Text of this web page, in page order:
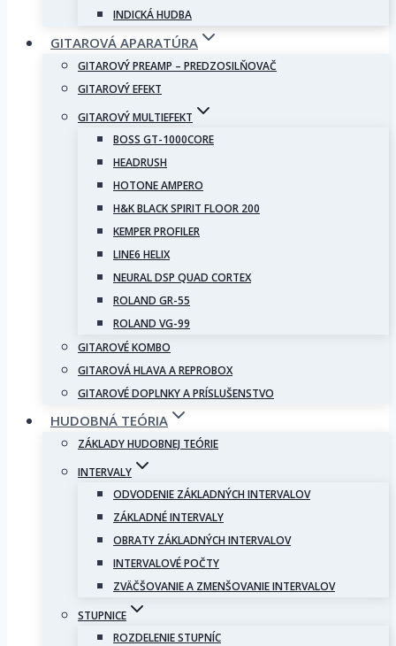
INDICKÁ HUDBA
GITAROVÁ APARATÚRA
GITAROVÝ PREAMP – PREDZOSILŇOVAČ
GITAROVÝ EFEKT
GITAROVÝ MULTIEFEKT
BOSS GT-1000CORE
HEADRUSH
HOTONE AMPERO
H&K BLACK SPIRIT FLOOR 200
KEMPER PROFILER
LINE6 HELIX
NEURAL DSP QUAD CORTEX
ROLAND GR-55
ROLAND VG-99
GITAROVÉ KOMBO
GITAROVÁ HLAVA A REPROBOX
GITAROVÉ DOPLNKY A PRÍSLUŠENSTVO
HUDOBNÁ TEÓRIA
ZÁKLADY HUDOBNEJ TEÓRIE
INTERVALY
ODVODENIE ZÁKLADNÝCH INTERVALOV
ZÁKLADNÉ INTERVALY
OBRATY ZÁKLADNÝCH INTERVALOV
INTERVALOVÉ POČTY
ZVÄČŠOVANIE A ZMENŠOVANIE INTERVALOV
STUPNICE
ROZDELENIE STUPNÍC